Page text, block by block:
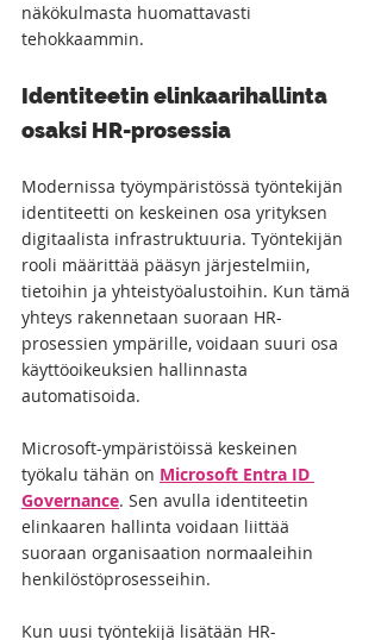
näkökulmasta huomattavasti
tehokkaammin.
Identiteetin elinkaarihallinta
osaksi HR-prosessia
Modernissa työympäristössä työntekijän
identiteetti on keskeinen osa yrityksen
digitaalista infrastruktuuria. Työntekijän
rooli määrittää pääsyn järjestelmiin,
tietoihin ja yhteistyöalustoihin. Kun tämä
yhteys rakennetaan suoraan HR-
prosessien ympärille, voidaan suuri osa
käyttöoikeuksien hallinnasta
automatisoida.
Microsoft-ympäristöissä keskeinen
työkalu tähän on Microsoft Entra ID
Governance. Sen avulla identiteetin
elinkaaren hallinta voidaan liittää
suoraan organisaation normaaleihin
henkilöstöprosesseihin.
Kun uusi työntekijä lisätään HR-